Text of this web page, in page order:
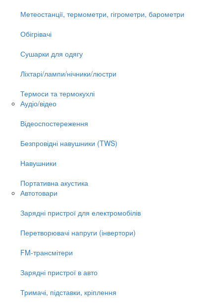
Метеостанції, термометри, гігрометри, барометри
Обігрівачі
Сушарки для одягу
Ліхтарі/лампи/нічники/люстри
Термоси та термокухлі
Аудіо/відео
Відеоспостереження
Безпровідні навушники (TWS)
Навушники
Портативна акустика
Автотовари
Зарядні пристрої для електромобілів
Перетворювачі напруги (інвертори)
FM-трансмітери
Зарядні пристрої в авто
Тримачі, підставки, кріплення